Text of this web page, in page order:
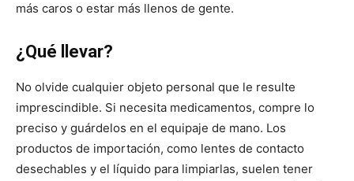
más caros o estar más llenos de gente.
¿Qué llevar?
No olvide cualquier objeto personal que le resulte
imprescindible. Si necesita medicamentos, compre lo
preciso y guárdelos en el equipaje de mano. Los
productos de importación, como lentes de contacto
desechables y el líquido para limpiarlas, suelen tener